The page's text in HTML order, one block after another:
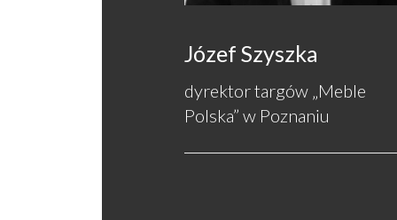
Józef Szyszka
dyrektor targów „Meble
Polska” w Poznaniu